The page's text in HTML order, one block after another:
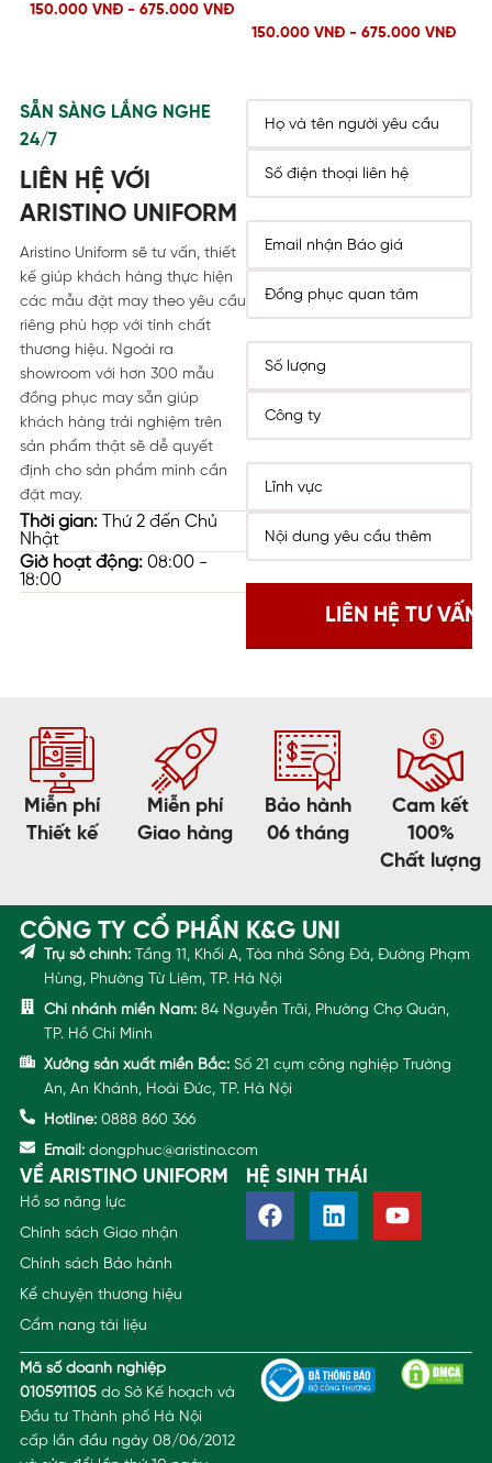
150.000 VNĐ - 675.000 VNĐ
150.000 VNĐ - 675.000 VNĐ
SẴN SÀNG LẮNG NGHE
24/7
LIÊN HỆ VỚI
ARISTINO UNIFORM
Aristino Uniform sẽ tư vấn, thiết
kế giúp khách hàng thực hiện
các mẫu đặt may theo yêu cầu
riêng phù hợp với tính chất
thương hiệu. Ngoài ra
showroom với hơn 300 mẫu
đồng phục may sẵn giúp
khách hàng trải nghiệm trên
sản phẩm thật sẽ dễ quyết
định cho sản phẩm mình cần
đặt may.
Thời gian:Thứ 2 đến Chủ
Nhật
Giờ hoạt động:08:00 -
18:00
Miễn phí
Thiết kế
Miễn phí
Giao hàng
Bảo hành
06 tháng
Cam kết
100%
Chất lượng
CÔNG TY CỔ PHẦN K&G UNI
Trụ sở chính: Tầng 11, Khối A, Tòa nhà Sông Đà, Đường Phạm
Hùng, Phường Từ Liêm, TP. Hà Nội
Chi nhánh miền Nam: 84 Nguyễn Trãi, Phường Chợ Quán,
TP. Hồ Chí Minh
Xưởng sản xuất miền Bắc: Số 21 cụm công nghiệp Trường
An, An Khánh, Hoài Đức, TP. Hà Nội
Hotline: 0888 860 366
Email: dongphuc@aristino.com
VỀ ARISTINO UNIFORM
Hồ sơ năng lực
Chính sách Giao nhận
Chính sách Bảo hành
Kể chuyện thương hiệu
Cẩm nang tài liệu
HỆ SINH THÁI
Mã số doanh nghiệp
0105911105do Sở Kế hoạch và
Đầu tư Thành phố Hà Nội
cấp lần đầu ngày 08/06/2012